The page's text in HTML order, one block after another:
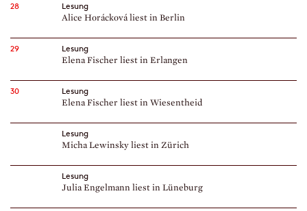
28
Lesung
Alice Horácková liest in Berlin
29
Lesung
Elena Fischer liest in Erlangen
30
Lesung
Elena Fischer liest in Wiesentheid
Lesung
Micha Lewinsky liest in Zürich
Lesung
Julia Engelmann liest in Lüneburg